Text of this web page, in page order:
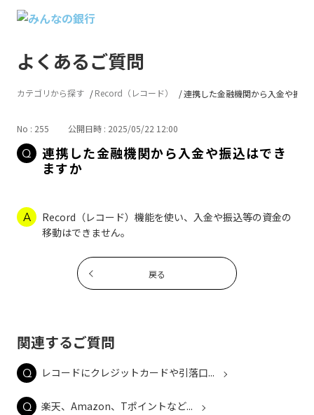
よくあるご質問
カテゴリから探す Record（レコード） 連携した金融機関から入金や振込
No : 255 公開日時 : 2025/05/22 12:00
連携した金融機関から入金や振込はでき
ますか
Record（レコード）機能を使い、入金や振込等の資金の
移動はできません。
戻る
関連するご質問
レコードにクレジットカードや引落口...
楽天、Amazon、Tポイントなど...